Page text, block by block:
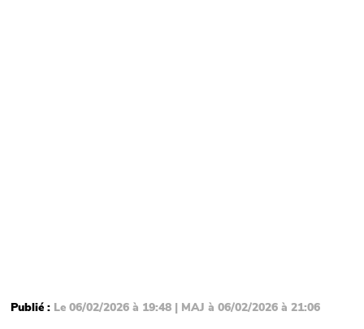
Publié : Le 06/02/2026 à 19:48 | MAJ à 06/02/2026 à 21:06